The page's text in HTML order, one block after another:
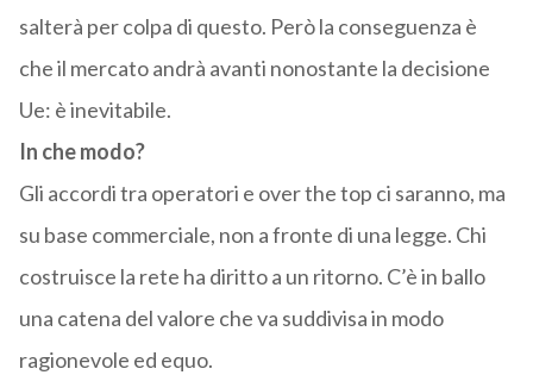
salterà per colpa di questo. Però la conseguenza è
che il mercato andrà avanti nonostante la decisione
Ue: è inevitabile.
In che modo?
Gli accordi tra operatori e over the top ci saranno, ma
su base commerciale, non a fronte di una legge. Chi
costruisce la rete ha diritto a un ritorno. C’è in ballo
una catena del valore che va suddivisa in modo
ragionevole ed equo.